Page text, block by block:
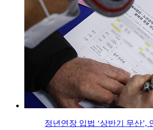
정년연장 입법 ‘상반기 무산’,